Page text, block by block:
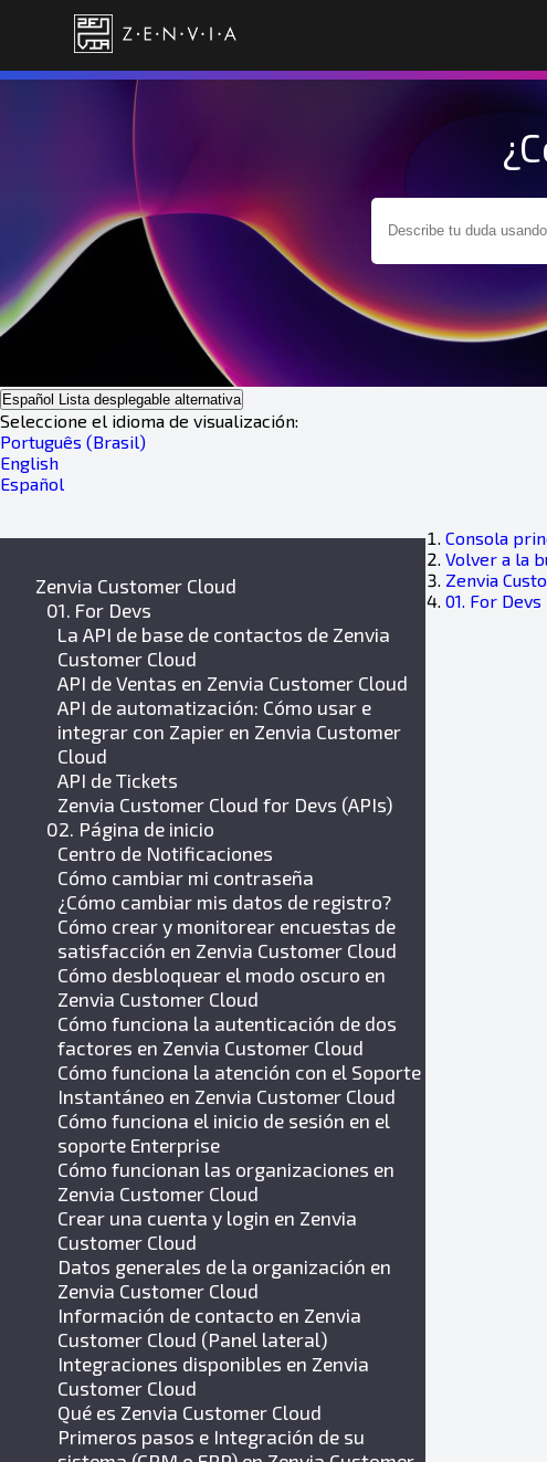
Español Lista desplegable alternativa
Seleccione el idioma de visualización:
Português (Brasil)
English
Español
Consola
Volver a la
Zenvia
01. For Devs
Zenvia Customer Cloud
01. For Devs
La API de base de contactos de Zenvia
Customer Cloud
API de Ventas en Zenvia Customer Cloud
API de automatización: Cómo usar e
integrar con Zapier en Zenvia Customer
Cloud
API de Tickets
Zenvia Customer Cloud for Devs (APIs)
02. Página de inicio
Centro de Notificaciones
Cómo cambiar mi contraseña
¿Cómo cambiar mis datos de registro?
Cómo crear y monitorear encuestas de
satisfacción en Zenvia Customer Cloud
Cómo desbloquear el modo oscuro en
Zenvia Customer Cloud
Cómo funciona la autenticación de dos
factores en Zenvia Customer Cloud
Cómo funciona la atención con el Soporte
Instantáneo en Zenvia Customer Cloud
Cómo funciona el inicio de sesión en el
soporte Enterprise
Cómo funcionan las organizaciones en
Zenvia Customer Cloud
Crear una cuenta y login en Zenvia
Customer Cloud
Datos generales de la organización en
Zenvia Customer Cloud
Información de contacto en Zenvia
Customer Cloud (Panel lateral)
Integraciones disponibles en Zenvia
Customer Cloud
Qué es Zenvia Customer Cloud
Primeros pasos e Integración de su